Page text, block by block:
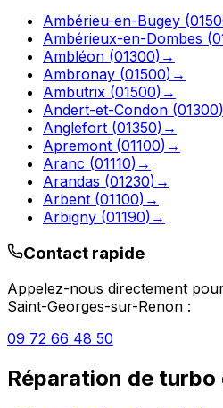
Ambérieu-en-Bugey (
Ambérieux-en-Dombes (
Ambléon (01300) →
Ambronay (01500) →
Ambutrix (01500) →
Andert-et-Condon (01300)
Anglefort (01350) →
Apremont (01100) →
Aranc (01110) →
Arandas (01230) →
Arbent (01100) →
Arbigny (01190) →
Contact rapide
Appelez-nous directement
Saint-Georges-sur-Renon :
09 72 66 48 50
Réparation de turbo